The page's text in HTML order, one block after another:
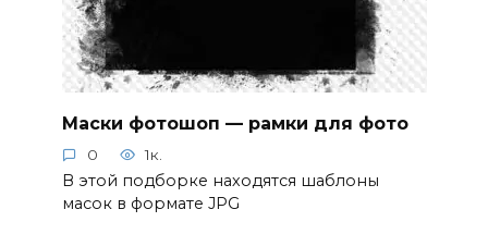
Маски фотошоп — рамки для фото
0 1к.
В этой подборке находятся шаблоны
масок в формате JPG